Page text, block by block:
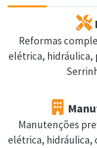
Reformas
elétrica, hidráulica,
Manutenções
elétrica, hidráulica,